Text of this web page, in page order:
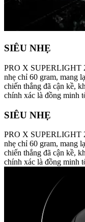
SIÊU NHẸ
PRO X SUPERLIGHT
nhẹ chỉ 60 gram, mang
chiến thắng đã cận kề,
chính xác là đồng minh
SIÊU NHẸ
PRO X SUPERLIGHT
nhẹ chỉ 60 gram, mang
chiến thắng đã cận kề,
chính xác là đồng minh